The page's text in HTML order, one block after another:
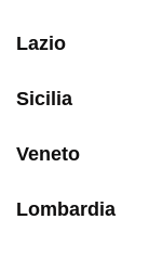
Lazio
Sicilia
Veneto
Lombardia